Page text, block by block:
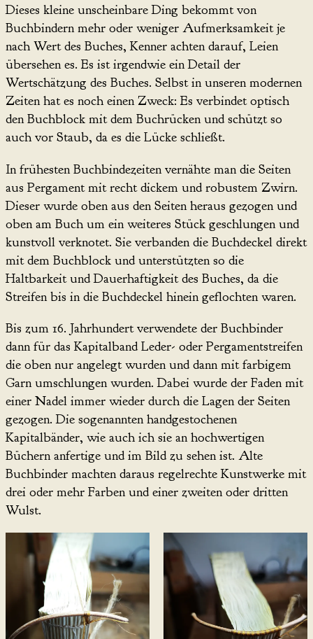
Dieses kleine unscheinbare Ding bekommt von
Buchbindern mehr oder weniger Aufmerksamkeit je
nach Wert des Buches, Kenner achten darauf, Leien
übersehen es. Es ist irgendwie ein Detail der
Wertschätzung des Buches. Selbst in unseren modernen
Zeiten hat es noch einen Zweck: Es verbindet optisch
den Buchblock mit dem Buchrücken und schützt so
auch vor Staub, da es die Lücke schließt.
In frühesten Buchbindezeiten vernähte man die Seiten
aus Pergament mit recht dickem und robustem Zwirn.
Dieser wurde oben aus den Seiten heraus gezogen und
oben am Buch um ein weiteres Stück geschlungen und
kunstvoll verknotet. Sie verbanden die Buchdeckel direkt
mit dem Buchblock und unterstützten so die
Haltbarkeit und Dauerhaftigkeit des Buches, da die
Streifen bis in die Buchdeckel hinein geflochten waren.
Bis zum 16. Jahrhundert verwendete der Buchbinder
dann für das Kapitalband Leder- oder Pergamentstreifen
die oben nur angelegt wurden und dann mit farbigem
Garn umschlungen wurden. Dabei wurde der Faden mit
einer Nadel immer wieder durch die Lagen der Seiten
gezogen. Die sogenannten handgestochenen
Kapitalbänder, wie auch ich sie an hochwertigen
Büchern anfertige und im Bild zu sehen ist. Alte
Buchbinder machten daraus regelrechte Kunstwerke mit
drei oder mehr Farben und einer zweiten oder dritten
Wulst.